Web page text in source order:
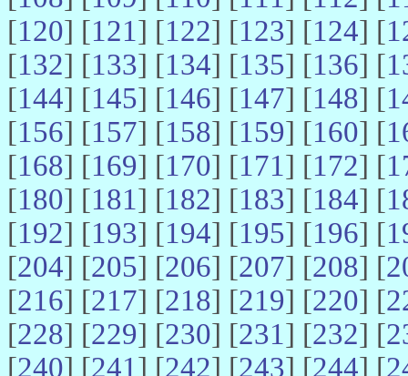
[120] [121] [122] [123] [124] [
[132] [133] [134] [135] [136] [
[144] [145] [146] [147] [148] [
[156] [157] [158] [159] [160] [
[168] [169] [170] [171] [172] [
[180] [181] [182] [183] [184] [
[192] [193] [194] [195] [196] [
[204] [205] [206] [207] [208] [
[216] [217] [218] [219] [220] [
[228] [229] [230] [231] [232] [
[240] [241] [242] [243] [244] [